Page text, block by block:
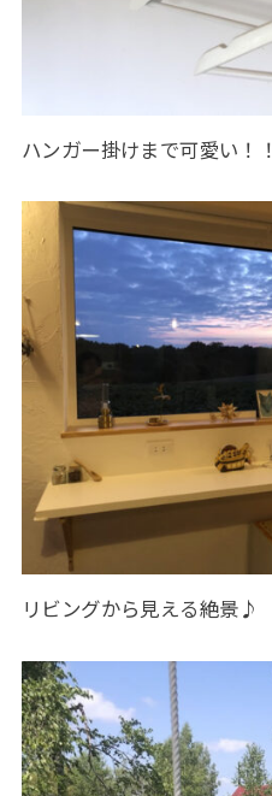
ハンガー掛けまで可愛い！！
リビングから見える絶景♪